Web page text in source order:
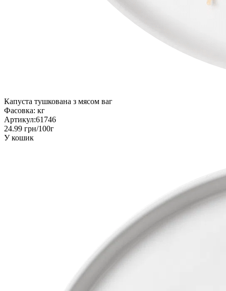
Капуста тушкована з мясом ваг
Фасовка: кг
Артикул:61746
24.99 грн/100г
У кошик